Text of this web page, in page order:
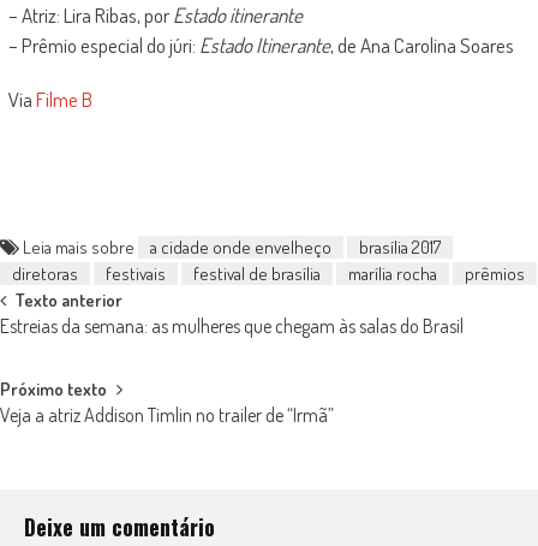
– Atriz: Lira Ribas, porEstado itinerante
– Prêmio especial do júri: Estado Itinerante, de Ana Carolina Soares
ViaFilme B
Leia mais sobre a cidade onde envelheço
brasília 2017
diretoras
festivais festival de brasília marília rocha prêmios
Post
navigation
Texto anterior
Estreias da semana: as mulheres que chegam às salas do Brasil
Próximo texto
Veja a atriz Addison Timlin no trailer de “Irmã”
Deixe um comentário